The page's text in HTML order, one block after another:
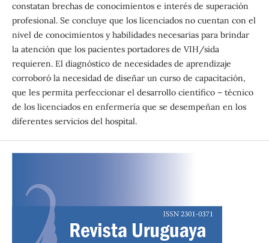
constatan brechas de conocimientos e interés de superación
profesional. Se concluye que los licenciados no cuentan con el
nivel de conocimientos y habilidades necesarias para brindar
la atención que los pacientes portadores de VIH/sida
requieren. El diagnóstico de necesidades de aprendizaje
corroboró la necesidad de diseñar un curso de capacitación,
que les permita perfeccionar el desarrollo científico – técnico
de los licenciados en enfermería que se desempeñan en los
diferentes servicios del hospital.